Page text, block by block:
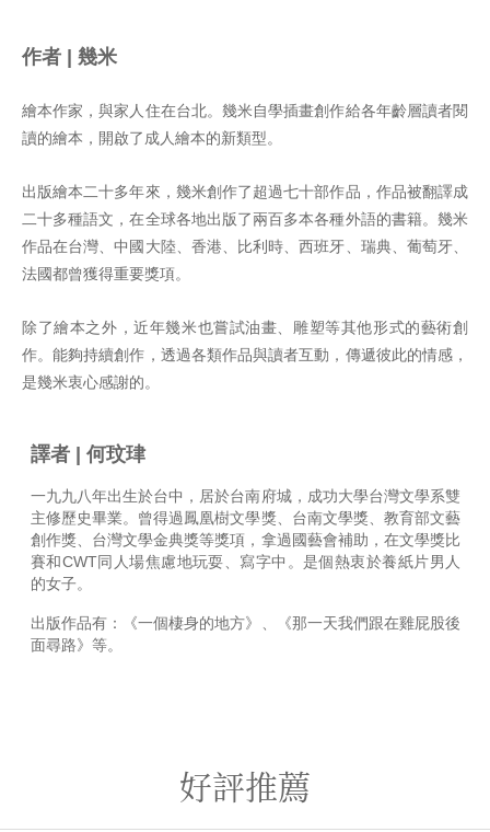
作者 | 幾米
繪本作家，與家人住在台北。幾米自學插畫創作給各年齡層讀者閱
讀的繪本，開啟了成人繪本的新類型。
出版繪本二十多年來，幾米創作了超過七十部作品，作品被翻譯成
二十多種語文，在全球各地出版了兩百多本各種外語的書籍。幾米
作品在台灣、中國大陸、香港、比利時、西班牙、瑞典、葡萄牙、
法國都曾獲得重要獎項。
除了繪本之外，近年幾米也嘗試油畫、雕塑等其他形式的藝術創
作。能夠持續創作，透過各類作品與讀者互動，傳遞彼此的情感，
是幾米衷心感謝的。
譯者 | 何玟珒
一九九八年出生於台中，居於台南府城，成功大學台灣文學系雙
主修歷史畢業。曾得過鳳凰樹文學獎、台南文學獎、教育部文藝
創作獎、台灣文學金典獎等獎項，拿過國藝會補助，在文學獎比
賽和CWT同人場焦慮地玩耍、寫字中。是個熱衷於養紙片男人
的女子。
出版作品有：《一個棲身的地方》、《那一天我們跟在雞屁股後
面尋路》等。
好評推薦